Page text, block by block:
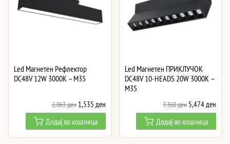
Led Магнетен Рефлектор
DC48V 12W 3000K – M35
2,063ден Original
price
was:
2,063 ден.
1,535 денCurrent
price
is:
1,535 ден.
Додај во кошница
Led Магнетен ПРИКЛУЧОК
DC48V 10-HEADS 20W 3000K –
M35
7,360ден Original
price
was:
7,360 ден.
5,474ден
price
is:
Додај во кошница